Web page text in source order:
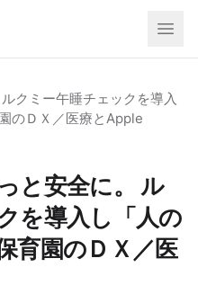
クミー午睡チェックを導入
のＤＸ／医療とApple
と安全に。 ル
を導入し「人の
育園のＤＸ／医